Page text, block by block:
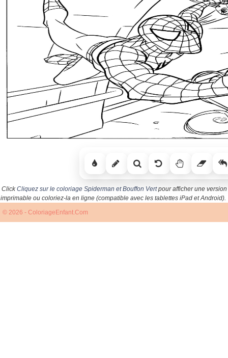
ClickCliquez sur le coloriage Spiderman et Bouffon Vertpour afficher une version
imprimable ou coloriez-la en ligne (compatible avec les tablettes iPad et Android).
© 2026 - ColoriageEnfant.Com